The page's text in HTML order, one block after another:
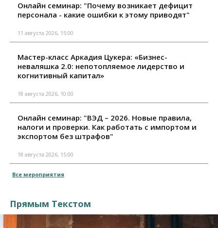
Онлайн семинар: "Почему возникает дефицит
персонала - какие ошибки к этому приводят"
11 августа 2026, 15:00
Мастер-класс Аркадия Цукера: «Бизнес-
неваляшка 2.0: непотопляемое лидерство и
когнитивный капитал»
18 августа 2026, 10:00
Онлайн семинар: "ВЭД – 2026. Новые правила,
налоги и проверки. Как работать с импортом и
экспортом без штрафов"
18 августа 2026, 15:00
Все мероприятия
Прямым Текстом